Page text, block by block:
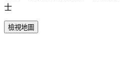
士
檢視地圖